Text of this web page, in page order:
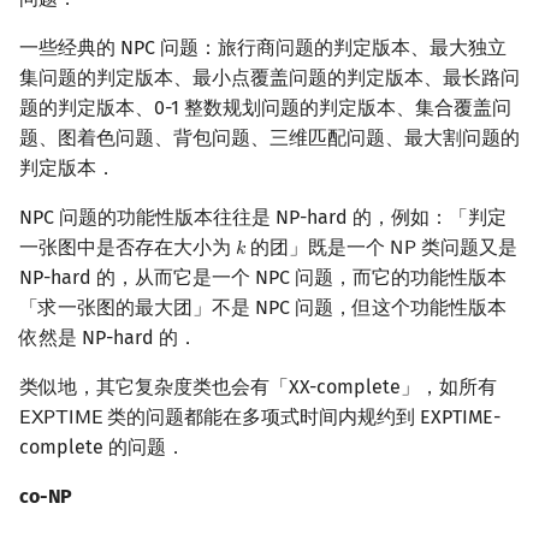
一些经典的 NPC 问题：旅行商问题的判定版本、最大独立
集问题的判定版本、最小点覆盖问题的判定版本、最长路问
题的判定版本、0-1 整数规划问题的判定版本、集合覆盖问
题、图着色问题、背包问题、三维匹配问题、最大割问题的
判定版本．
NPC 问题的功能性版本往往是 NP-hard 的，例如：「判定
一张图中是否存在大小为 𝑘
k 的团」既是一个 𝖭𝖯
NP类问题又是
NP-hard 的，从而它是一个 NPC 问题，而它的功能性版本
「求一张图的最大团」不是 NPC 问题，但这个功能性版本
依然是 NP-hard 的．
类似地，其它复杂度类也会有「XX-complete」，如所有
𝖤𝖷𝖯𝖳 𝖨𝖬𝖤
EXPTIME
类的问题都能在多项式时间内规约到 EXPTIME-
complete 的问题．
co-NP